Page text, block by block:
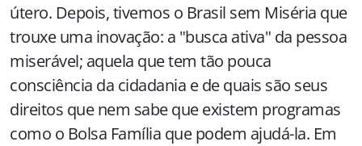
útero. Depois, tivemos o Brasil sem Miséria que
trouxe uma inovação: a "busca ativa" da pessoa
miserável; aquela que tem tão pouca
consciência da cidadania e de quais são seus
direitos que nem sabe que existem programas
como o Bolsa Família que podem ajudá-la. Em